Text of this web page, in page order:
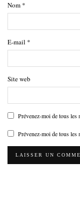
Nom *
E-mail *
Site web
Prévenez-moi de tous les
Prévenez-moi de tous les